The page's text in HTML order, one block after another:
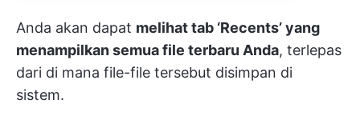
Anda akan dapat melihat tab ‘Recents’ yang
menampilkan semua file terbaru Anda, terlepas
dari di mana file-file tersebut disimpan di
sistem.